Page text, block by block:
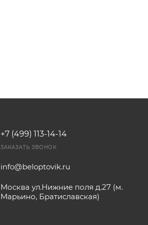
+7 (499) 113-14-14
ЗАКАЗАТЬ ЗВОНОК
info@beloptovik.ru
Москва ул.Нижние поля д.27 (м.
Марьино, Братиславская)